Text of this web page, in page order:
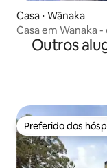
Casa ⋅ Wānaka
Casa em Wanaka
Outros
Preferido dos
Preferido dos